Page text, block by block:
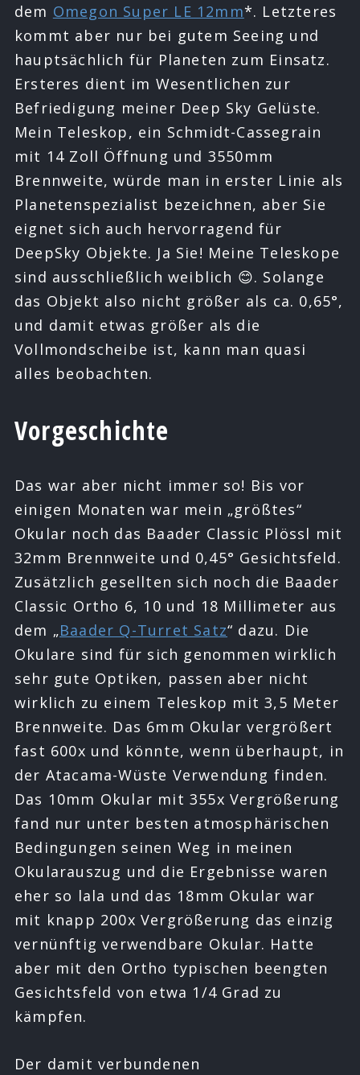
dem Omegon Super LE 12mm*. Letzteres
kommt aber nur bei gutem Seeing und
hauptsächlich für Planeten zum Einsatz.
Ersteres dient im Wesentlichen zur
Befriedigung meiner Deep Sky Gelüste.
Mein Teleskop, ein Schmidt-Cassegrain
mit 14 Zoll Öffnung und 3550mm
Brennweite, würde man in erster Linie als
Planetenspezialist bezeichnen, aber Sie
eignet sich auch hervorragend für
DeepSky Objekte. Ja Sie! Meine Teleskope
sind ausschließlich weiblich 😊. Solange
das Objekt also nicht größer als ca. 0,65°,
und damit etwas größer als die
Vollmondscheibe ist, kann man quasi
alles beobachten.
Vorgeschichte
Das war aber nicht immer so! Bis vor
einigen Monaten war mein „größtes“
Okular noch das Baader Classic Plössl mit
32mm Brennweite und 0,45° Gesichtsfeld.
Zusätzlich gesellten sich noch die Baader
Classic Ortho 6, 10 und 18 Millimeter aus
dem „Baader Q-Turret Satz“ dazu. Die
Okulare sind für sich genommen wirklich
sehr gute Optiken, passen aber nicht
wirklich zu einem Teleskop mit 3,5 Meter
Brennweite. Das 6mm Okular vergrößert
fast 600x und könnte, wenn überhaupt, in
der Atacama-Wüste Verwendung finden.
Das 10mm Okular mit 355x Vergrößerung
fand nur unter besten atmosphärischen
Bedingungen seinen Weg in meinen
Okularauszug und die Ergebnisse waren
eher so lala und das 18mm Okular war
mit knapp 200x Vergrößerung das einzig
vernünftig verwendbare Okular. Hatte
aber mit den Ortho typischen beengten
Gesichtsfeld von etwa 1/4 Grad zu
kämpfen.
Der damit verbundenen